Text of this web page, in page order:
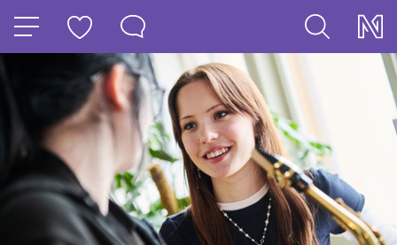
HOPPA TILL NAVIGERINGEN
HOPPA TILL INNEHÅLLET